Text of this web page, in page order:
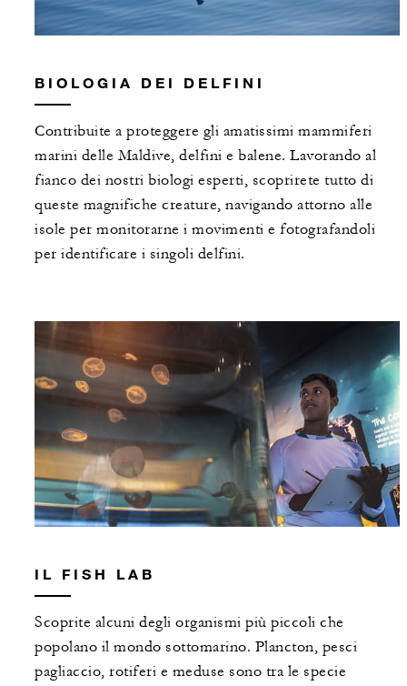
BIOLOGIA DEI DELFINI
Contribuite a proteggere gli amatissimi mammiferi
marini delle Maldive, delfini e balene. Lavorando al
fianco dei nostri biologi esperti, scoprirete tutto di
queste magnifiche creature, navigando attorno alle
isole per monitorarne i movimenti e fotografandoli
per identificare i singoli delfini.
IL FISH LAB
Scoprite alcuni degli organismi più piccoli che
popolano il mondo sottomarino. Plancton, pesci
pagliaccio, rotiferi e meduse sono tra le specie